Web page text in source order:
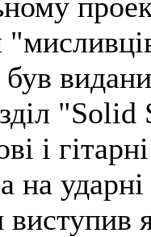
був
"Solid
і
на